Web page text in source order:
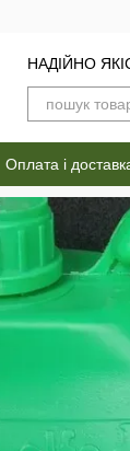
НАДІЙНО
Оплата і